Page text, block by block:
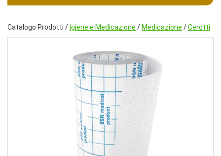
Catalogo Prodotti / Igiene e Medicazione / Medicazione /Cerotti